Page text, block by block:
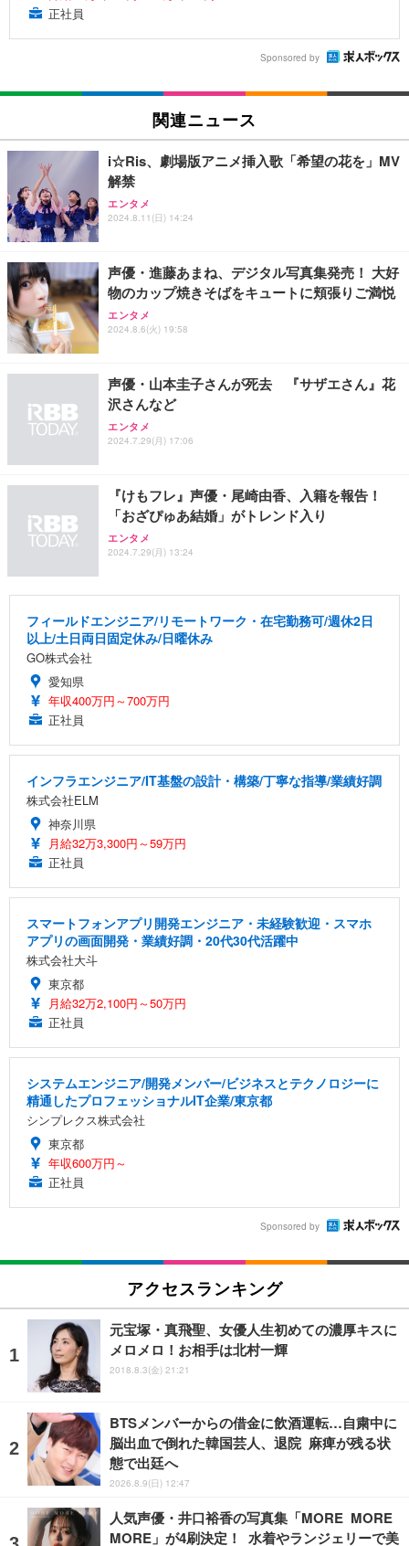
正社員
Sponsored by
関連ニュース
i☆Ris、劇場版アニメ挿入歌「希望の花を」MV
解禁
エンタメ
2024.8.11(日) 14:24
声優・進藤あまね、デジタル写真集発売！ 大好
物のカップ焼きそばをキュートに頬張りご満悦
エンタメ
2024.8.6(火) 19:58
声優・山本圭子さんが死去 『サザエさん』花
沢さんなど
エンタメ
2024.7.29(月) 17:06
『けもフレ』声優・尾崎由香、入籍を報告！
「おざぴゅあ結婚」がトレンド入り
エンタメ
2024.7.29(月) 13:24
フィールドエンジニア/リモートワーク・在宅勤務可/週休2日
以上/土日両日固定休み/日曜休み
GO株式会社
愛知県
年収400万円～700万円
正社員
インフラエンジニア/IT基盤の設計・構築/丁寧な指導/業績好調
株式会社ELM
神奈川県
月給32万3,300円～59万円
正社員
スマートフォンアプリ開発エンジニア・未経験歓迎・スマホ
アプリの画面開発・業績好調・20代30代活躍中
株式会社大斗
東京都
月給32万2,100円～50万円
正社員
システムエンジニア/開発メンバー/ビジネスとテクノロジーに
精通したプロフェッショナルIT企業/東京都
シンプレクス株式会社
東京都
年収600万円～
正社員
Sponsored by
アクセスランキング
元宝塚・真飛聖、女優人生初めての濃厚キスに
メロメロ！お相手は北村一輝
2018.8.3(金) 21:21
BTSメンバーからの借金に飲酒運転…自粛中に
脳出血で倒れた韓国芸人、退院 麻痺が残る状
態で出廷へ
2026.8.9(日) 12:47
人気声優・井口裕香の写真集「MORE MORE
MORE」が4刷決定！ 水着やランジェリーで美